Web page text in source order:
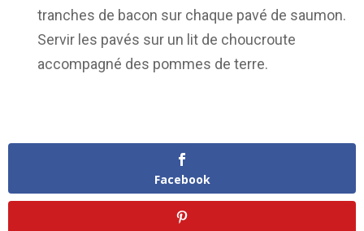
tranches de bacon sur chaque pavé de saumon.
Servir les pavés sur un lit de choucroute
accompagné des pommes de terre.
Facebook